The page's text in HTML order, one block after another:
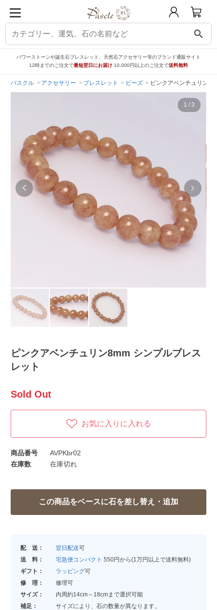
search
パワーストーンや誕生石ブレスレット、天然石アクセサリー等のブランド通販サイト
12時までのご注文で最短翌日にお届け 10,000円以上のご注文で送料無料
パスクル アクセサリー ブレスレット ビーズ ピンクアベンチュリン
1 / 3
ピンクアベンチュリン8mm シンプルブレス
レット
Sold Out
お気に入りに入れる
商品番号
AVPKbr02
在庫数
在庫切れ
配 送： 翌日配送可
送 料：
宅急便コンパクト 550円から(1万円以上で送料無料)
ギフト：
ラッピング可
修 理：
修理可
サイズ：
内周約14cm～18cmまで選択可能
補足：
サイズにより、石の数量が異なります。